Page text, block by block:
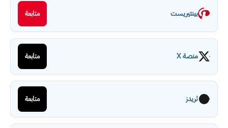
بينتيريست متابعة
منصة X متابعة
ثريدز متابعة